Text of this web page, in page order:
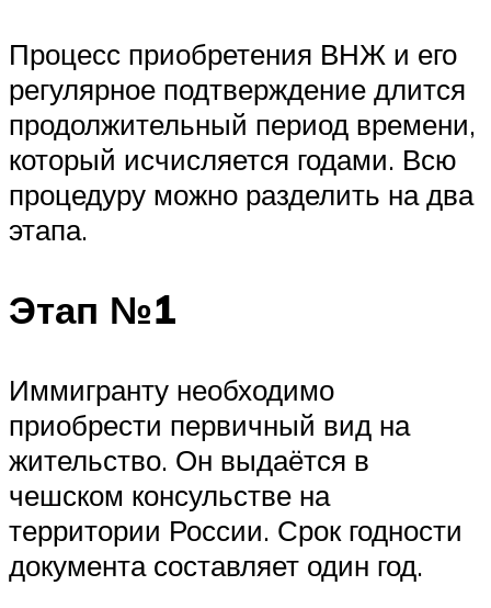
Процесс приобретения ВНЖ и его
регулярное подтверждение длится
продолжительный период времени,
который исчисляется годами. Всю
процедуру можно разделить на два
этапа.
Этап №1
Иммигранту необходимо
приобрести первичный вид на
жительство. Он выдаётся в
чешском консульстве на
территории России. Срок годности
документа составляет один год.